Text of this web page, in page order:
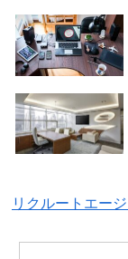
リクルートエー